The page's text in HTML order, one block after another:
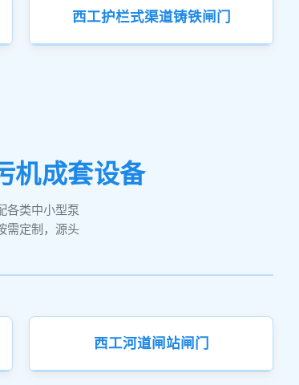
西工护栏式渠道铸铁闸门
机成套设备
各类中小型泵
需定制，源头
西工河道闸站闸门